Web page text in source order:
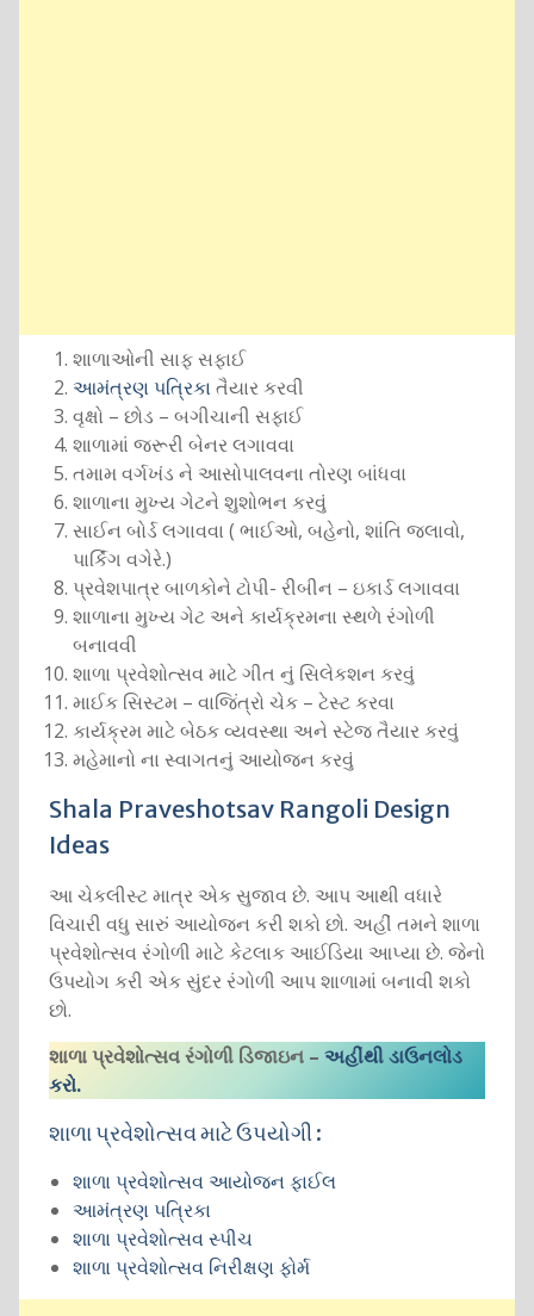
શાળાઓની સાફ સફાઈ
આમંત્રણ પત્રિકા તૈયાર કરવી
વૃક્ષો – છોડ – બગીચાની સફાઈ
શાળામાં જરૂરી બેનર લગાવવા
તમામ વર્ગખંડ ને આસોપાલવના તોરણ બાંધવા
શાળાના મુખ્ય ગેટને શુશોભન કરવું
સાઈન બોર્ડ લગાવવા ( ભાઈઓ, બહેનો, શાંતિ જલાવો,
પાર્કિંગ વગેરે.)
પ્રવેશપાત્ર બાળકોને ટોપી- રીબીન – ઇકાર્ડ લગાવવા
શાળાના મુખ્ય ગેટ અને કાર્યક્રમના સ્થળે રંગોળી
બનાવવી
શાળા પ્રવેશોત્સવ માટે ગીત નું સિલેકશન કરવું
માઈક સિસ્ટમ – વાજિંત્રો ચેક – ટેસ્ટ કરવા
કાર્યક્રમ માટે બેઠક વ્યવસ્થા અને સ્ટેજ તૈયાર કરવું
મહેમાનો ના સ્વાગતનું આયોજન કરવું
Shala Praveshotsav Rangoli Design
Ideas
આ ચેકલીસ્ટ માત્ર એક સુજાવ છે. આપ આથી વધારે
વિચારી વધુ સારું આયોજન કરી શકો છો. અહીં તમને શાળા
પ્રવેશોત્સવ રંગોળી માટે કેટલાક આઈડિયા આપ્યા છે. જેનો
ઉપયોગ કરી એક સુંદર રંગોળી આપ શાળામાં બનાવી શકો
છો.
શાળા પ્રવેશોત્સવ રંગોળી ડિજાઇન – અહીંથી ડાઉનલોડ
કરો.
શાળા પ્રવેશોત્સવ માટે ઉપયોગી :
શાળા પ્રવેશોત્સવ આયોજન ફાઈલ
આમંત્રણ પત્રિકા
શાળા પ્રવેશોત્સવ સ્પીચ
શાળા પ્રવેશોત્સવ નિરીક્ષણ ફોર્મ